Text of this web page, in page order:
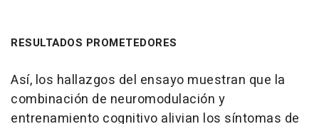
RESULTADOS PROMETEDORES
Así, los hallazgos del ensayo muestran que la
combinación de neuromodulación y
entrenamiento cognitivo alivian los síntomas de